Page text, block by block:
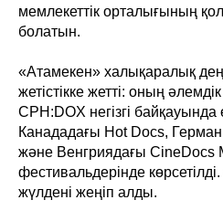
мемлекеттік орталығының
болатын.
«Атамекен» халықаралық
жетістікке жетті: оның
CPH:DOX негізгі
Канададағы Hot Docs,
және Венгриядағы CineDocs
фестивальдерінде
жүлдені жеңіп алды.